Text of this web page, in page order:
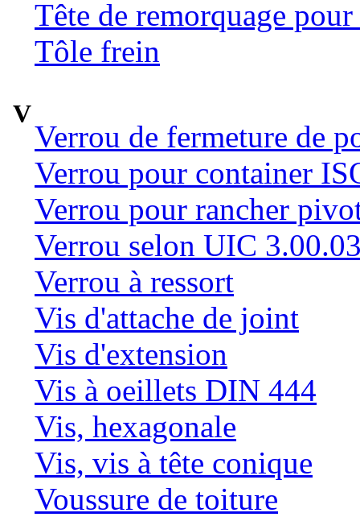
Tête de remorquage
Tôle frein
V
Verrou de fermeture de
Verrou pour container
Verrou pour rancher
Verrou selon UIC
Verrou à ressort
Vis d'attache de joint
Vis d'extension
Vis à oeillets DIN 444
Vis, hexagonale
Vis, vis à tête conique
Voussure de toiture